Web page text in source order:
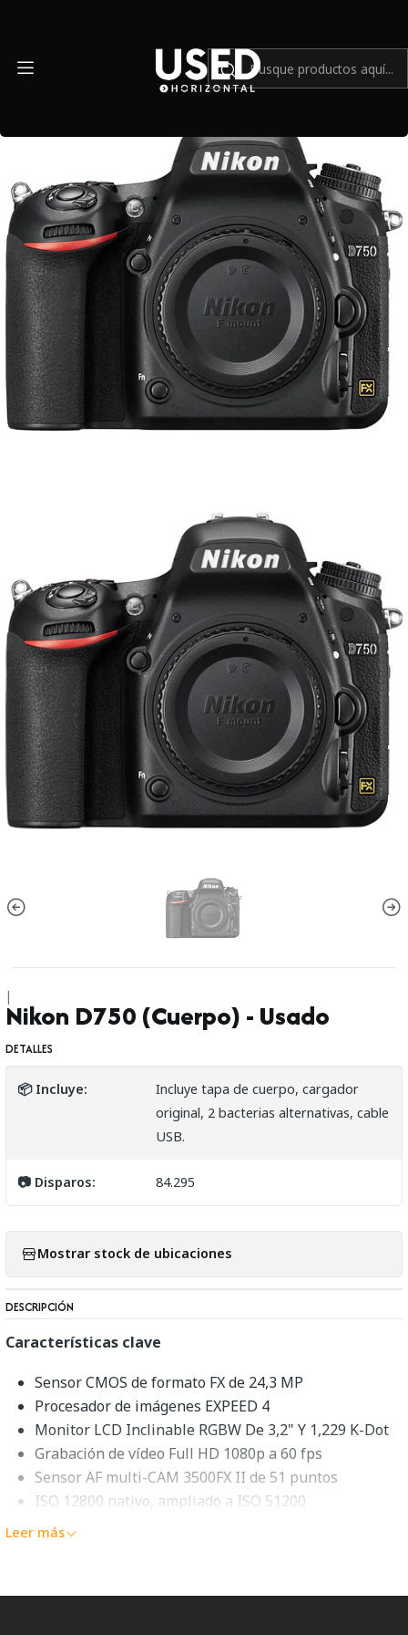
|
Nikon D750 (Cuerpo) - Usado
DETALLES
📦 Incluye:
Incluye tapa de cuerpo, cargador
original, 2 bacterias alternativas, cable
USB.
📷 Disparos: 84.295
Mostrar stock de ubicaciones
DESCRIPCIÓN
Características clave
Sensor CMOS de formato FX de 24,3 MP
Procesador de imágenes EXPEED 4
Monitor LCD Inclinable RGBW De 3,2" Y 1,229 K-Dot
Grabación de vídeo Full HD 1080p a 60 fps
Sensor AF multi-CAM 3500FX II de 51 puntos
ISO 12800 nativo, ampliado a ISO 51200
Disparo continuo de hasta 6,5 fps
Disparo de lapso de tiempo y suavizado de exposición
Leer más